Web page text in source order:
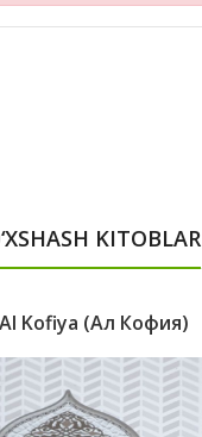
KITOBLAR
Al Kofiya (Ал Кофия)